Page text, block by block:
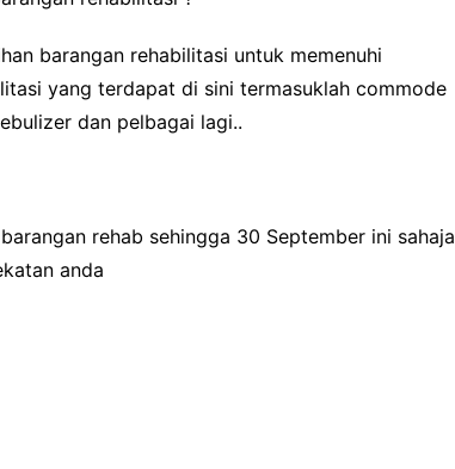
Penjagaan Gigi dan Gusi
Bayi
Kudis Buta
Bibir Kering
barangan rehabilitasi untuk memenuhi
yang terdapat di sini termasuklah commode
dan pelbagai lagi..
rehab sehingga 30 September ini sahaja
anda